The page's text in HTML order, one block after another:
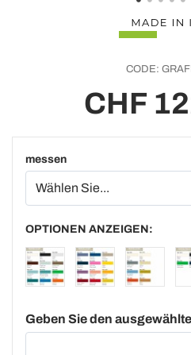
CODE:
CHF
messen
OPTIONEN ANZEIGEN:
Geben Sie den